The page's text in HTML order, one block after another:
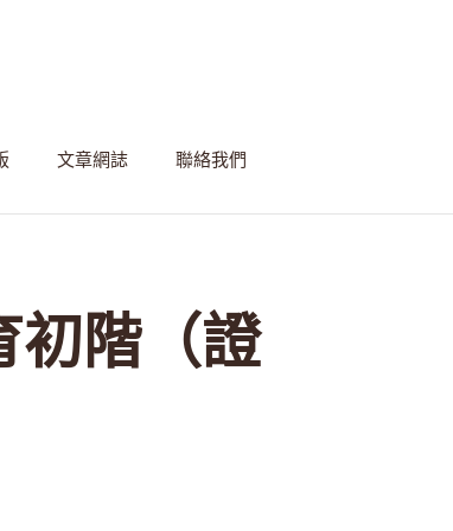
文章網誌 聯絡我們
階（證